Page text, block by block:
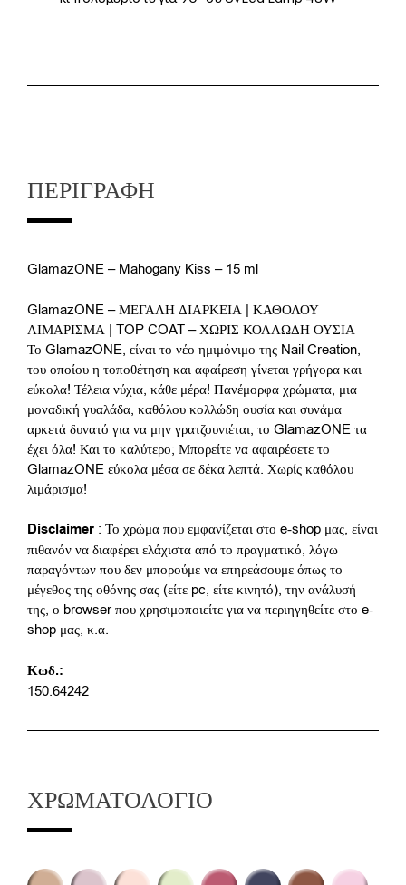
ΠΕΡΙΓΡΑΦΉ
GlamazONE – Mahogany Kiss – 15 ml
GlamazONE – ΜΕΓΑΛΗ ΔΙΑΡΚΕΙΑ | ΚΑΘΟΛΟΥ
ΛΙΜΑΡΙΣΜΑ | TOP COAT – ΧΩΡΙΣ ΚΟΛΛΩΔΗ ΟΥΣΙΑ
Το GlamazONE, είναι το νέο ημιμόνιμο της Nail Creation,
του οποίου η τοποθέτηση και αφαίρεση γίνεται γρήγορα και
εύκολα! Τέλεια νύχια, κάθε μέρα! Πανέμορφα χρώματα, μια
μοναδική γυαλάδα, καθόλου κολλώδη ουσία και συνάμα
αρκετά δυνατό για να μην γρατζουνιέται, το GlamazONE τα
έχει όλα! Και το καλύτερο; Μπορείτε να αφαιρέσετε το
GlamazONE εύκολα μέσα σε δέκα λεπτά. Χωρίς καθόλου
λιμάρισμα!
Disclaimer : Το χρώμα που εμφανίζεται στο e-shop μας, είναι
πιθανόν να διαφέρει ελάχιστα από το πραγματικό, λόγω
παραγόντων που δεν μπορούμε να επηρεάσουμε όπως το
μέγεθος της οθόνης σας (είτε pc, είτε κινητό), την ανάλυσή
της, ο browser που χρησιμοποιείτε για να περιηγηθείτε στο e-
shop μας, κ.α.
Κωδ.:
150.64242
ΧΡΩΜΑΤΟΛΌΓΙΟ